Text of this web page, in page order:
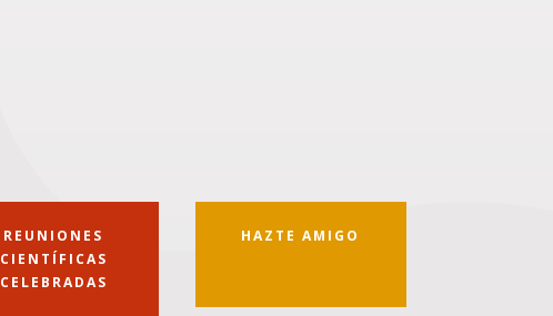
REUNIONES
CIENTÍFICAS
CELEBRADAS
HAZTE AMIGO